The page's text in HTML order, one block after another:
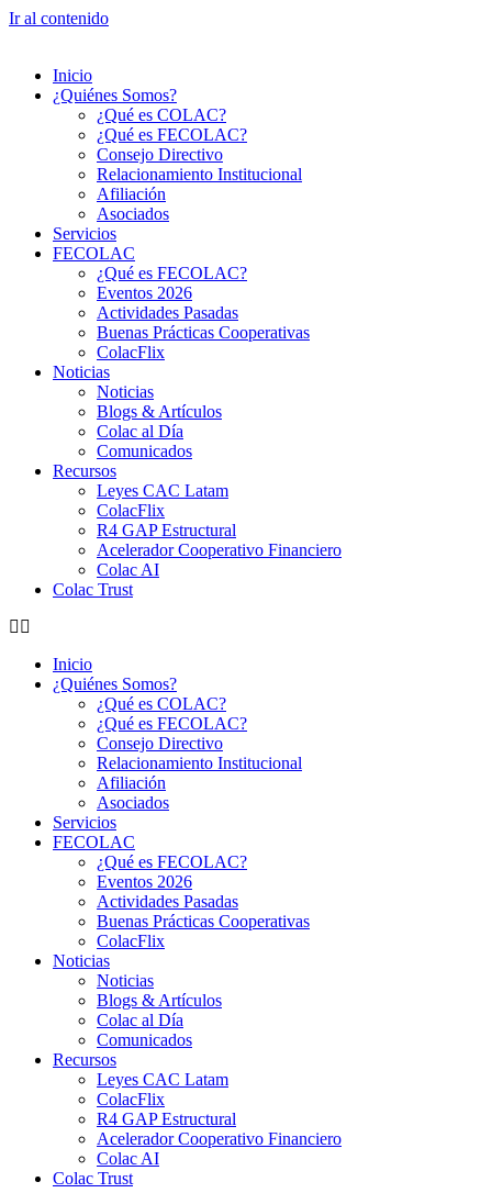
Ir al contenido
Inicio
¿Quiénes Somos?
¿Qué es COLAC?
¿Qué es FECOLAC?
Consejo Directivo
Relacionamiento Institucional
Afiliación
Asociados
Servicios
FECOLAC
¿Qué es FECOLAC?
Eventos 2026
Actividades Pasadas
Buenas Prácticas Cooperativas
ColacFlix
Noticias
Noticias
Blogs & Artículos
Colac al Día
Comunicados
Recursos
Leyes CAC Latam
ColacFlix
R4 GAP Estructural
Acelerador Cooperativo Financiero
Colac AI
Colac Trust
Inicio
¿Quiénes Somos?
¿Qué es COLAC?
¿Qué es FECOLAC?
Consejo Directivo
Relacionamiento Institucional
Afiliación
Asociados
Servicios
FECOLAC
¿Qué es FECOLAC?
Eventos 2026
Actividades Pasadas
Buenas Prácticas Cooperativas
ColacFlix
Noticias
Noticias
Blogs & Artículos
Colac al Día
Comunicados
Recursos
Leyes CAC Latam
ColacFlix
R4 GAP Estructural
Acelerador Cooperativo Financiero
Colac AI
Colac Trust